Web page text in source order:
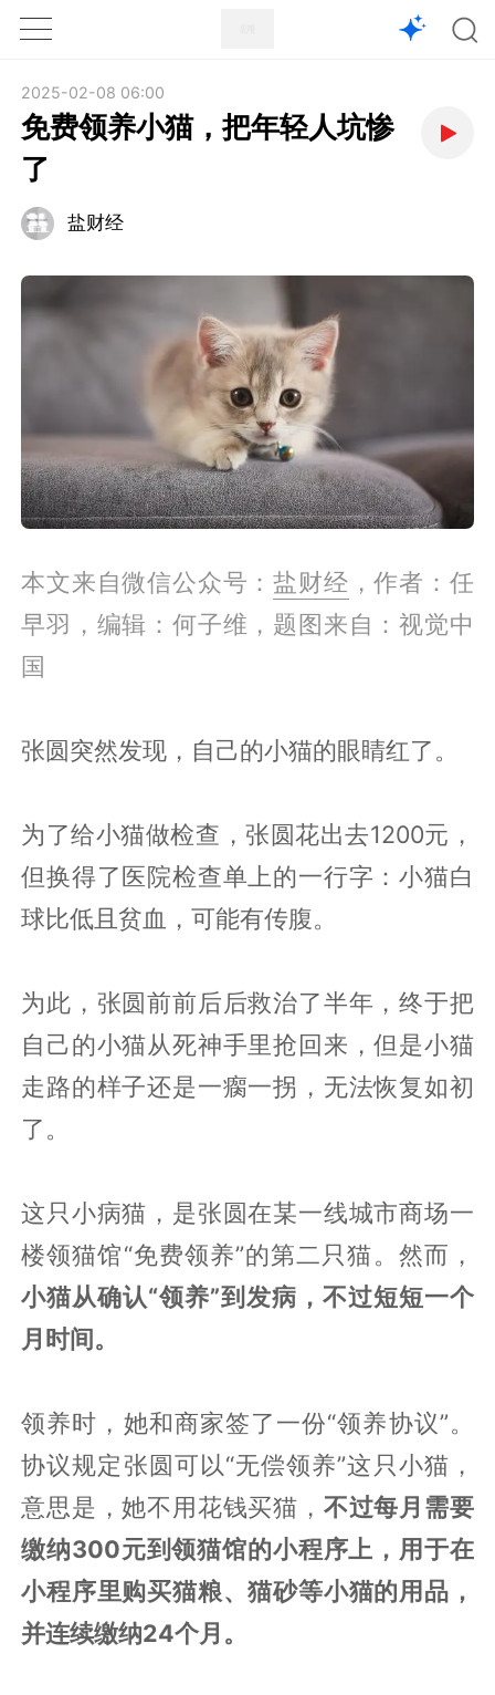
1X
2025-02-08 06:00
免费领养小猫，把年轻人坑惨
了
盐财经
本文来自微信公众号：盐财经 ，作者：任
早羽，编辑：何子维，题图来自：视觉中
国
张圆突然发现，自己的小猫的眼睛红了。
为了给小猫做检查，张圆花出去1200元，
但换得了医院检查单上的一行字：小猫白
球比低且贫血，可能有传腹。
为此，张圆前前后后救治了半年，终于把
自己的小猫从死神手里抢回来，但是小猫
走路的样子还是一瘸一拐，无法恢复如初
了。
这只小病猫，是张圆在某一线城市商场一
楼领猫馆“免费领养”的第二只猫。然而，
小猫从确认“领养”到发病，不过短短一个
月时间。
领养时，她和商家签了一份“领养协议”。
协议规定张圆可以“无偿领养”这只小猫，
意思是，她不用花钱买猫， 不过每月需要
缴纳300元到领猫馆的小程序上，用于在
小程序里购买猫粮、猫砂等小猫的用品，
并连续缴纳24个月。